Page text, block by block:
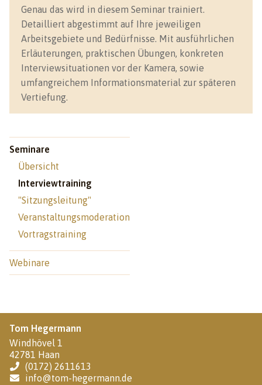
Genau das wird in diesem Seminar trainiert.
Detailliert abgestimmt auf Ihre jeweiligen
Arbeitsgebiete und Bedürfnisse. Mit ausführlichen
Erläuterungen, praktischen Übungen, konkreten
Interviewsituationen vor der Kamera, sowie
umfangreichem Informationsmaterial zur späteren
Vertiefung.
Seminare
Übersicht
Interviewtraining
"Sitzungsleitung"
Veranstaltungsmoderation
Vortragstraining
Webinare
Tom Hegermann
Windhövel 1
42781 Haan
(0172) 2611613
info@tom-hegermann.de